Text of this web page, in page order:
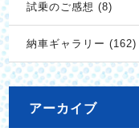
試乗のご感想 (8)
納車ギャラリー (162)
アーカイブ